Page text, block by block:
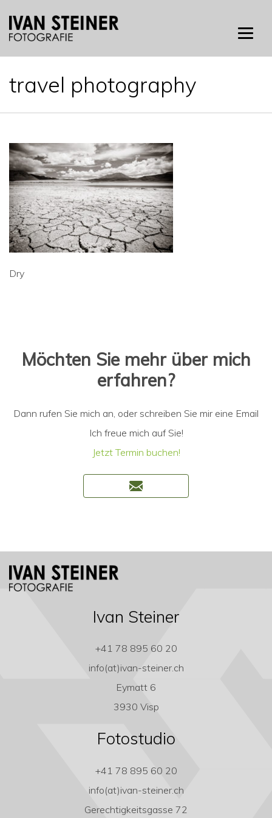
travel photography
Dry
Möchten Sie mehr über mich
erfahren?
Dann rufen Sie mich an, oder schreiben Sie mir eine Email
Ich freue mich auf Sie!
Jetzt Termin buchen!
Ivan Steiner
+41 78 895 60 20
info(at)ivan-steiner.ch
Eymatt 6
3930 Visp
Fotostudio
+41 78 895 60 20
info(at)ivan-steiner.ch
Gerechtigkeitsgasse 72